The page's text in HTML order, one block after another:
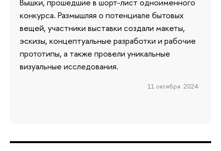
Вышки, прошедшие в шорт-лист одноименного
конкурса. Размышляя о потенциале бытовых
вещей, участники выставки создали макеты,
эскизы, концептуальные разработки и рабочие
прототипы, а также провели уникальные
визуальные исследования.
11 октября 2024